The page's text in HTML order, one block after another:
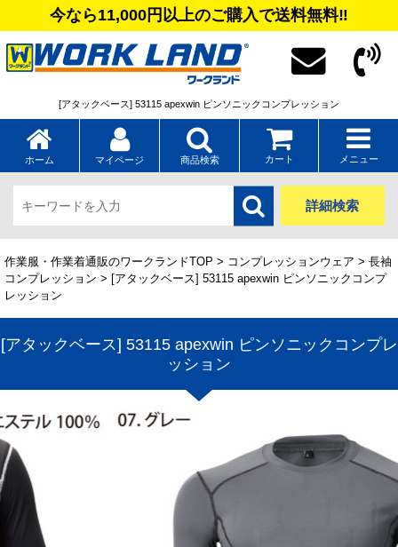
今なら11,000円以上のご購入で送料無料‼
[アタックベース] 53115 apexwin ピンソニックコンプレッション
ホーム マイページ 商品検索 カート メニュー
詳細検索
作業服・作業着通販のワークランドTOP > コンプレッションウェア > 長袖
コンプレッション > [アタックベース] 53115 apexwin ピンソニックコンプ
レッション
[アタックベース] 53115 apexwin ピンソニックコンプレ
ッション